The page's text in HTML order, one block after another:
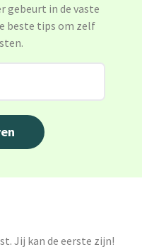
gebeurt in de vaste
beste tips om zelf
Jij kan de eerste zijn!